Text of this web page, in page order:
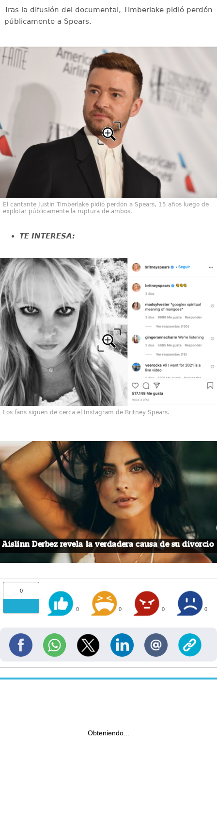
Tras la difusión del documental, Timberlake pidió perdón
públicamente a Spears.
El cantante Justin Timberlake pidió perdón a Spears, 15 años luego de
explotar públicamente la ruptura de ambos.
TE INTERESA:
Los fans siguen de cerca el Instagram de Britney Spears.
Aislinn Derbez revela la verdadera causa de su divorcio
0
0 0 0 0
Obteniendo...